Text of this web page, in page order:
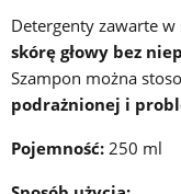
Detergenty zawarte
skórę głowy bez
Szampon można
podrażnionej i
Pojemność: 250 ml